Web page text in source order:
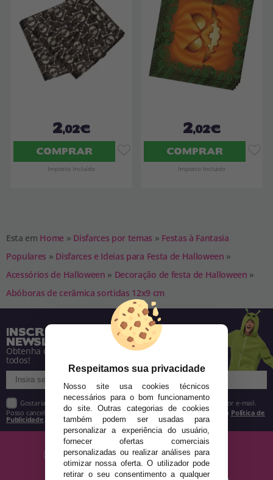
2,02€
COMPRAR
Imposto Incluído
2,02€
COMPRAR
Imposto Incluído
Esta em Home » Disfarces por temas » Festas à Fantasia
Populares » Disfarces e Ideias para Festa de Halloween »
Acessórios de Halloween » Decoração de festa de Halloween »
Abóboras de cerâmica sortidas 12x9 cm
INSCREVA-SE NA NOSSA
NEWSLETTER
Obtenha descontos e saiba de tudo antes de
todos!
Gostaria de receber descontos exclusivos, novidades e tendências por e-mail.
Posso cancelar a inscrição a qualquer momento, conforme estipulado na Política de
Publicidade
Respeitamos sua privacidade
Nosso site usa cookies técnicos
necessários para o bom funcionamento
do site. Outras categorias de cookies
também podem ser usadas para
personalizar a experiência do usuário,
fornecer ofertas comerciais
personalizadas ou realizar análises para
otimizar nossa oferta. O utilizador pode
retirar o seu consentimento a qualquer